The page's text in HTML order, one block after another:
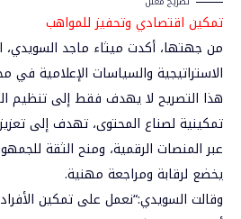
تمكين اقتصادي وتحفيز للمواهب
من جهتها، أكدت ميثاء ماجد السويدي
الاستراتيجية والسياسات الإعلامية في
هذا التصريح لا يهدف فقط إلى تنظيم
تمكينية لصناع المحتوى، تهدف إلى
عبر المنصات الرقمية، ومنح الثقة
يخضع لرقابة ومراجعة مهنية.
وقالت السويدي:“نعمل على تمكين